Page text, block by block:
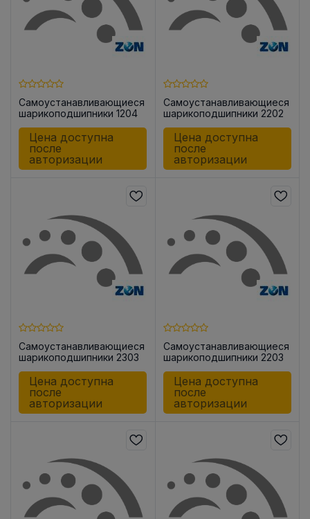
Самоустанавливающиеся
шарикоподшипники 1204
Цена доступна
после
авторизации
Самоустанавливающиеся
шарикоподшипники 2202
Цена доступна
после
авторизации
Самоустанавливающиеся
шарикоподшипники 2303
Цена доступна
после
авторизации
Самоустанавливающиеся
шарикоподшипники 2203
Цена доступна
после
авторизации